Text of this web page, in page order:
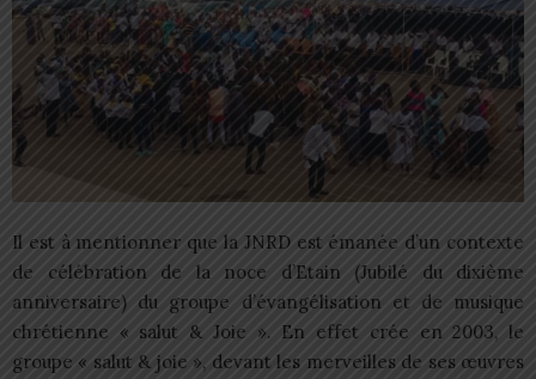
Il est à mentionner que la JNRD est émanée d’un contexte
de célébration de la noce d’Etain (Jubilé du dixième
anniversaire) du groupe d’évangélisation et de musique
chrétienne « salut & Joie ». En effet crée en 2003, le
groupe « salut & joie », devant les merveilles de ses œuvres